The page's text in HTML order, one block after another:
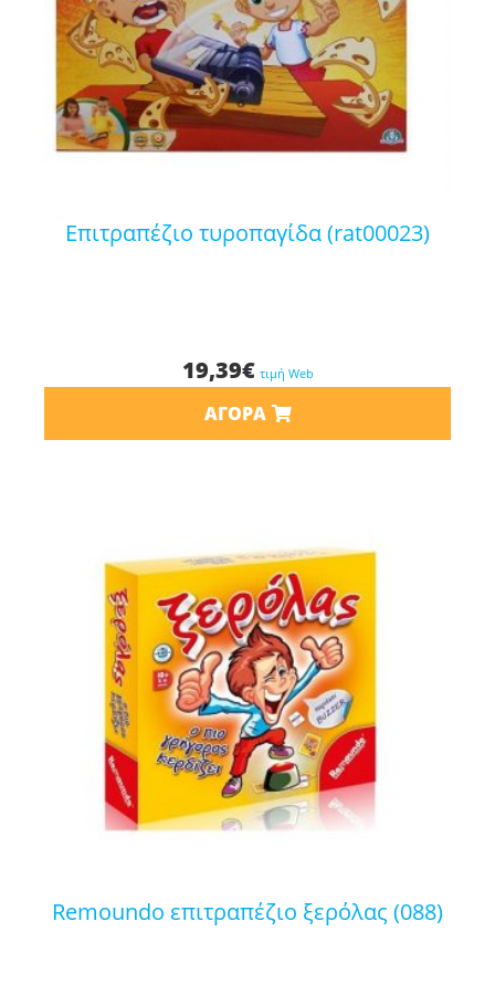
επιτραπέζιο τυροπαγίδα (rat00023)
19,39€ τιμή Web
ΑΓΟΡΆ
remoundo επιτραπέζιο ξερόλας (088)